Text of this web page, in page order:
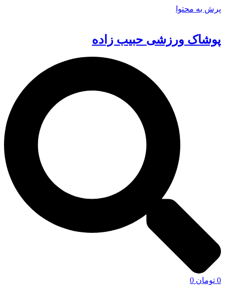
پرش به محتوا
پوشاک ورزشی حبیب زاده
0 تومان 0